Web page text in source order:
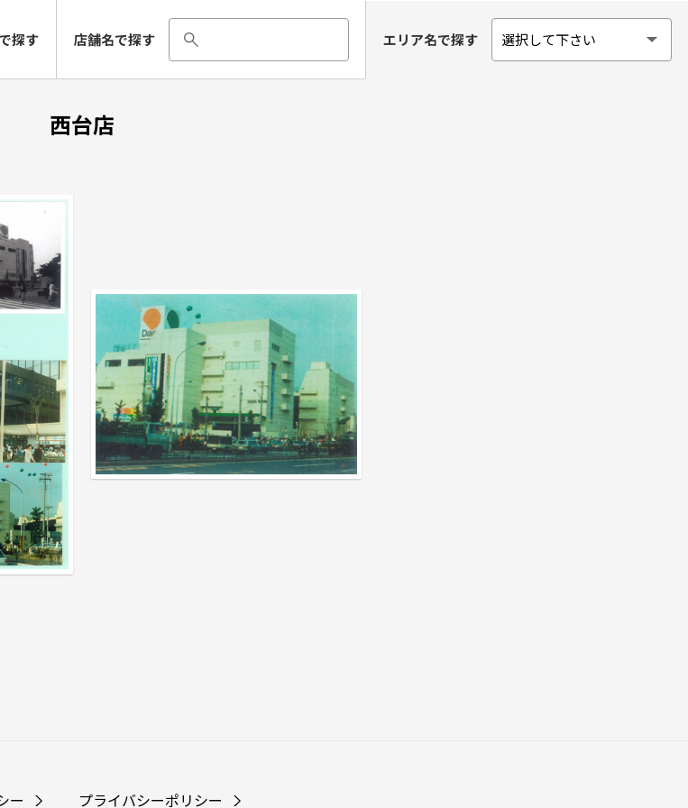
探す 店舗名で探す エリア名で探す
西台店
ー プライバシーポリシー